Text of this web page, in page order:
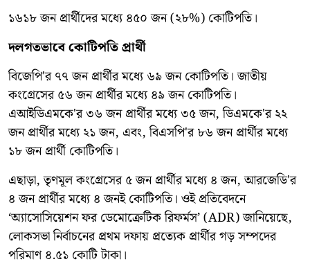
১৬১৮ জন প্রার্থীদের মধ্যে ৪৫০ জন (২৮%) কোটিপতি।
দলগতভাবে কোটিপতি প্রার্থী
বিজেপি'র ৭৭ জন প্রার্থীর মধ্যে ৬৯ জন কোটিপতি। জাতীয়
কংগ্রেসের ৫৬ জন প্রার্থীর মধ্যে ৪৯ জন কোটিপতি।
এআইডিএমকে'র ৩৬ জন প্রার্থীর মধ্যে ৩৫ জন, ডিএমকে'র ২২
জন প্রার্থীর মধ্যে ২১ জন, এবং, বিএসপি'র ৮৬ জন প্রার্থীর মধ্যে
১৮ জন প্রার্থী কোটিপতি।
এছাড়া, তৃণমূল কংগ্রেসের ৫ জন প্রার্থীর মধ্যে ৪ জন, আরজেডি'র
৪ জন প্রার্থীর মধ্যে ৪ জনই কোটিপতি। ওই প্রতিবেদনে
‘অ্যাসোসিয়েশন ফর ডেমোক্রেটিক রিফর্মস’ (ADR) জানিয়েছে,
লোকসভা নির্বাচনের প্রথম দফায় প্রত্যেক প্রার্থীর গড় সম্পদের
পরিমাণ ৪.৫১ কোটি টাকা।